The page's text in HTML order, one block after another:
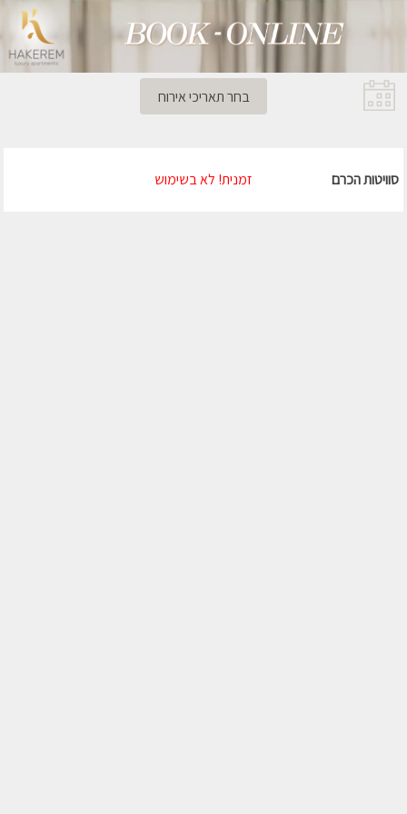
בחר תאריכי אירוח
סוויטות הכרם זמנית! לא בשימוש